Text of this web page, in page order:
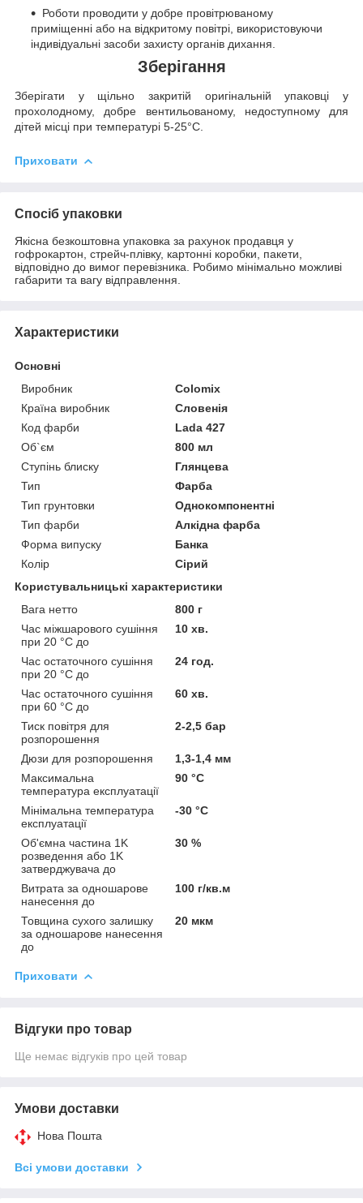
Роботи проводити у добре провітрюваному
приміщенні або на відкритому повітрі, використовуючи
індивідуальні засоби захисту органів дихання.
Зберігання
Зберігати у щільно закритій оригінальній упаковці у
прохолодному, добре вентильованому, недоступному для
дітей місці при температурі 5-25°C.
Приховати
Спосіб упаковки
Якісна безкоштовна упаковка за рахунок продавця у
гофрокартон, стрейч-плівку, картонні коробки, пакети,
відповідно до вимог перевізника. Робимо мінімально можливі
габарити та вагу відправлення.
Характеристики
Основні
Виробник
Colomix
Країна виробник
Словенія
Код фарби
Lada 427
Об`єм
800 мл
Ступінь блиску
Глянцева
Тип
Фарба
Тип грунтовки
Однокомпонентні
Тип фарби
Алкідна фарба
Форма випуску
Банка
Колір
Сірий
Користувальницькі характеристики
Вага нетто
800 г
Час міжшарового сушіння
при 20 °C до
10 хв.
Час остаточного сушіння
при 20 °C до
24 год.
Час остаточного сушіння
при 60 °C до
60 хв.
Тиск повітря для
розпорошення
2-2,5 бар
Дюзи для розпорошення
1,3-1,4 мм
Максимальна
температура експлуатації
90 °С
Мінімальна температура
експлуатації
-30 °С
Об'ємна частина 1K
розведення або 1K
затверджувача до
30 %
Витрата за одношарове
нанесення до
100 г/кв.м
Товщина сухого залишку
за одношарове нанесення
до
20 мкм
Приховати
Відгуки про товар
Ще немає відгуків про цей товар
Умови доставки
Нова Пошта
Всі умови доставки